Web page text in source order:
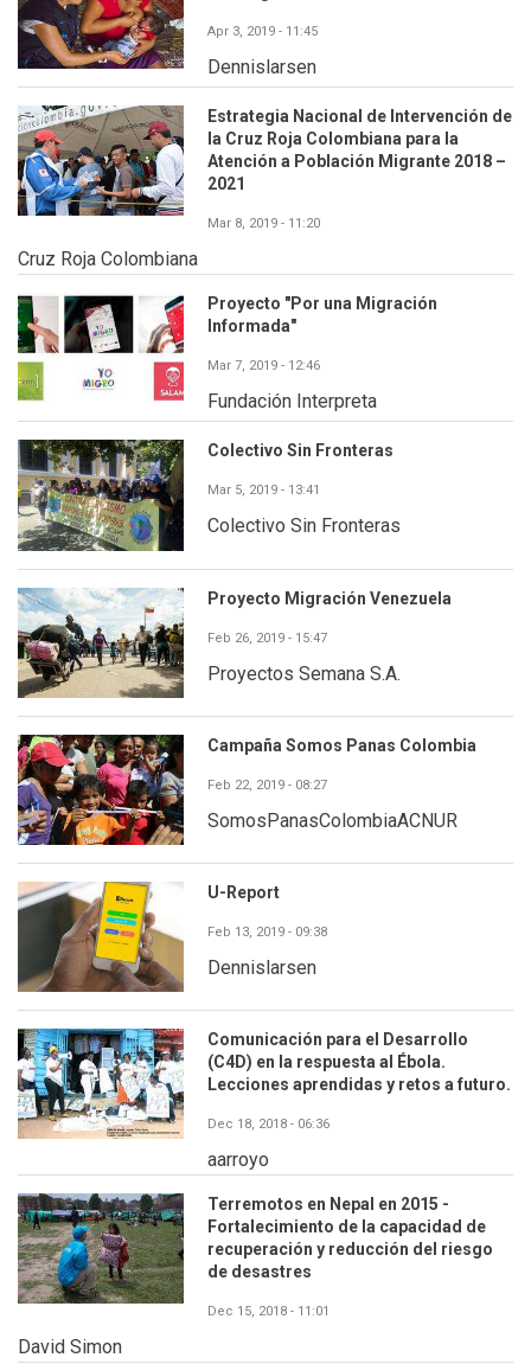
Apr 3, 2019 - 11:45
Dennislarsen
Estrategia Nacional de Intervención de
la Cruz Roja Colombiana para la
Atención a Población Migrante 2018 –
2021
Mar 8, 2019 - 11:20
Cruz Roja Colombiana
Proyecto "Por una Migración
Informada"
Mar 7, 2019 - 12:46
Fundación Interpreta
Colectivo Sin Fronteras
Mar 5, 2019 - 13:41
Colectivo Sin Fronteras
Proyecto Migración Venezuela
Feb 26, 2019 - 15:47
Proyectos Semana S.A.
Campaña Somos Panas Colombia
Feb 22, 2019 - 08:27
SomosPanasColombiaACNUR
U-Report
Feb 13, 2019 - 09:38
Dennislarsen
Comunicación para el Desarrollo
(C4D) en la respuesta al Ébola.
Lecciones aprendidas y retos a futuro.
Dec 18, 2018 - 06:36
aarroyo
Terremotos en Nepal en 2015 -
Fortalecimiento de la capacidad de
recuperación y reducción del riesgo
de desastres
Dec 15, 2018 - 11:01
David Simon